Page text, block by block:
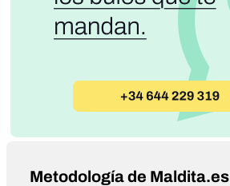
Metodología de Maldita.es